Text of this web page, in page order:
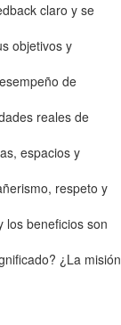
claro y se
objetivos y
de
reales de
espacios y
respeto y
los beneficios son
¿La misión